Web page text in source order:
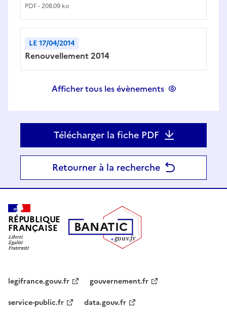
PDF-208.09 ko
LE 17/04/2014
Renouvellement 2014
Afficher tous les évènements
Télécharger la fiche PDF
Retourner à la recherche
RÉPUBLIQUE
FRANÇAISE BANATIC
gouv.fr
legifrance.gouv.fr
gouvernement.fr
service-public.fr
data.gouv.fr